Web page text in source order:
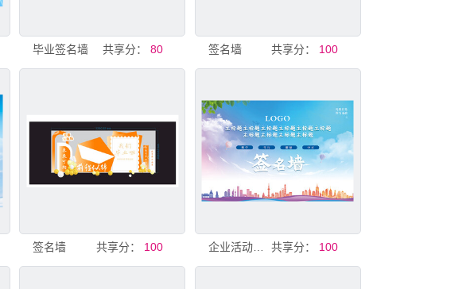
毕业签名墙 共享分： 80 签名墙 共享分： 100
签名墙 共享分： 100 企业活动签名墙 共享分： 100